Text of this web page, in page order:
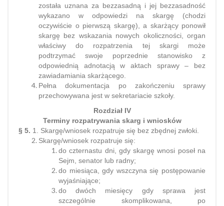
została uznana za bezzasadną i jej bezzasadność
wykazano w odpowiedzi na skargę (chodzi
oczywiście o pierwszą skargę), a skarżący ponowił
skargę bez wskazania nowych okoliczności, organ
właściwy do rozpatrzenia tej skargi może
podtrzymać swoje poprzednie stanowisko z
odpowiednią adnotacją w aktach sprawy – bez
zawiadamiania skarżącego.
Pełna dokumentacja po zakończeniu sprawy
przechowywana jest w sekretariacie szkoły.
Rozdział IV
Terminy rozpatrywania skarg i wniosków
§ 5. 1. Skargę/wniosek rozpatruje się bez zbędnej zwłoki.
Skargę/wniosek rozpatruje się:
do czternastu dni, gdy skargę wnosi poseł na
Sejm, senator lub radny;
do miesiąca, gdy wszczyna się postępowanie
wyjaśniające;
do dwóch miesięcy gdy sprawa jest
szczególnie skomplikowana, po